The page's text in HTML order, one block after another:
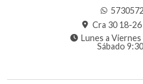
Cra 30 18-
Lunes a Viernes
Sábado